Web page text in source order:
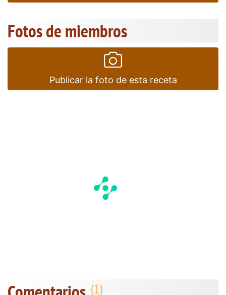
Fotos de miembros
Publicar la foto de esta receta